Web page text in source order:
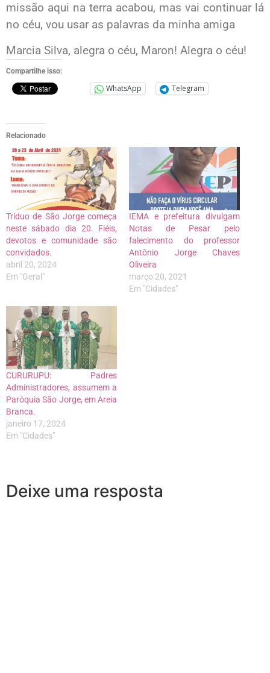
missão aqui na terra acabou, mas vai continuar lá
no céu, vou usar as palavras da minha amiga
Marcia Silva, alegra o céu, Maron! Alegra o céu!
Compartilhe isso:
WhatsApp Telegram
Relacionado
Tríduo de São Jorge começa
neste sábado dia 20. Fiéis,
devotos e comunidade são
convidados.
abril 20, 2024
Em "Geral"
IEMA e prefeitura divulgam
Notas de Pesar pelo
falecimento do professor
Antônio Jorge Chaves
Oliveira
março 20, 2021
Em "Cidades"
CURURUPU: Padres
Administradores, assumem a
Paróquia São Jorge, em Areia
Branca.
janeiro 17, 2024
Em "Cidades"
Deixe uma resposta